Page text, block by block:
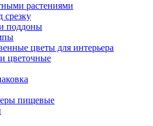
растениями
срезку
поддоны
цветы для интерьера
цветочные
пищевые